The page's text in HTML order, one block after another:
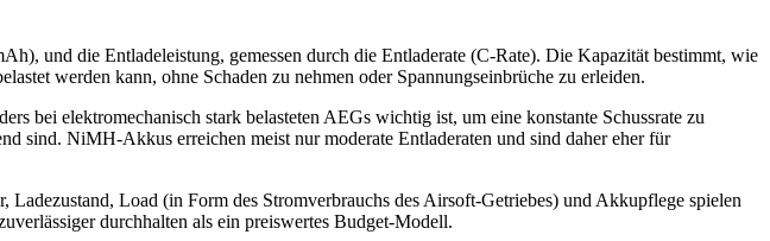
und die Entladeleistung, gemessen durch die Entladerate (C-Rate). Die Kapazität bestimmt, wie
werden kann, ohne Schaden zu nehmen oder Spannungseinbrüche zu erleiden.
bei elektromechanisch stark belasteten AEGs wichtig ist, um eine konstante Schussrate zu
sind. NiMH-Akkus erreichen meist nur moderate Entladeraten und sind daher eher für
Load (in Form des Stromverbrauchs des Airsoft-Getriebes) und Akkupflege spielen
durchhalten als ein preiswertes Budget-Modell.